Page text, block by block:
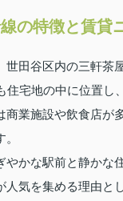
の特徴と賃貸
世田谷区内の三軒茶
住宅地の中に位置し
商業施設や飲食店が
やかな駅前と静かな
人気を集める理由と